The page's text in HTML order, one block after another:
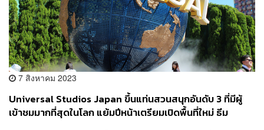
7 สิงหาคม 2023
Universal Studios Japan ขึ้นแท่นสวนสนุกอันดับ 3 ที่มีผู้
เข้าชมมากที่สุดในโลก แย้มปีหน้าเตรียมเปิดพื้นที่ใหม่ ธีม